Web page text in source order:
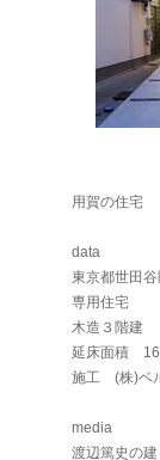
用賀の住
data
東京都世田谷
専用住宅
木造３階建
延床面積
施工 (株)ベ
media
渡辺篤史の